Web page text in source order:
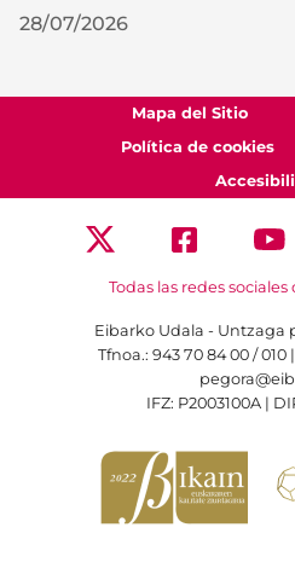
28/07/2026
Mapa del Sitio
Política de cookies
Todas las redes
Eibarko Udala - Untzaga
Tfnoa.: 943 70 84 00 / 010
IFZ: P2003100A |